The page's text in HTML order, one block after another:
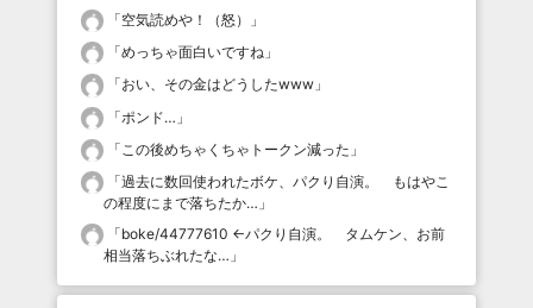
「空気読めや！（怒）
」
「めっちゃ面白いですね 」
「おい、その金はどうしたwww 」
「ポンド… 」
「 この後めちゃくちゃトークン減った 」
「過去に数回使われたボケ、パクり自演。 もはやこ
の程度にまで落ちたか… 」
「boke/44777610 ←パクり自演。 タムケン、お前
相当落ちぶれたな… 」